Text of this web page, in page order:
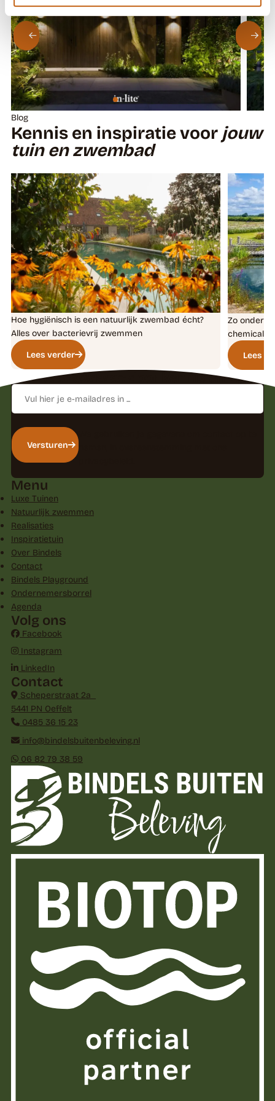
Blog
Kennis en inspiratie voorjouw
tuin en zwembad
Hoe hygiënisch is een natuurlijk zwembad écht?
Alles over bacterievrij zwemmen
Lees verder
Zo
Lees
Laat je inspirerendoor kennis en tips
E-
mailadres
Versturen
Menu
Luxe Tuinen
Natuurlijk zwemmen
Realisaties
Inspiratietuin
Over Bindels
Contact
Bindels Playground
Ondernemersborrel
Agenda
Volg ons
Facebook
Instagram
LinkedIn
Contact
Scheperstraat 2a
5441 PN Oeffelt
0485 36 15 23
info@bindelsbuitenbeleving.nl
06 82 79 38 59